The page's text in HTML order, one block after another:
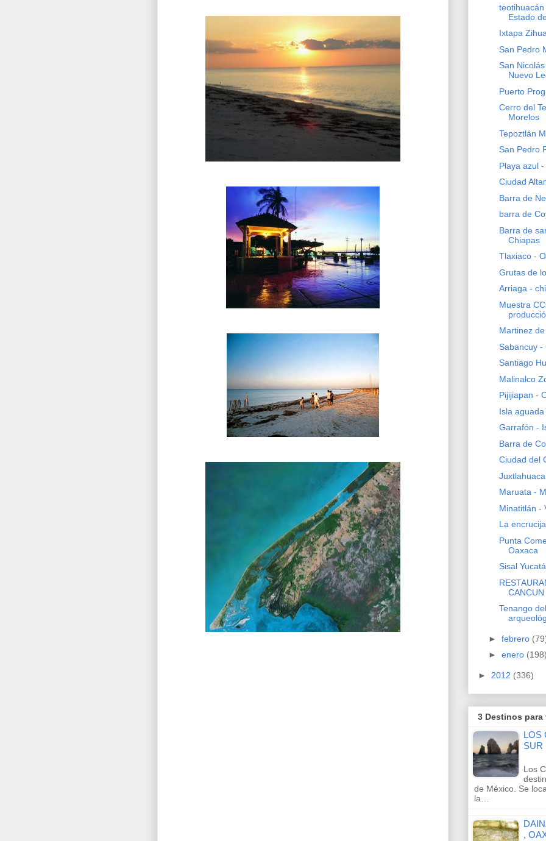
Estado
Ixtapa
San Pedro
San
Nuevo
Puerto
Cerro del
Morelos
Tepoztlán
San Pedro
Playa azul
Ciudad
Barra de
barra de
Barra de
Chiapas
Tlaxiaco -
Grutas de
Arriaga -
Muestra
Martinez
Sabancuy -
Santiago
Malinalco
Pijijiapan -
Isla
Garrafón -
Barra de
Ciudad del
Maruata -
Minatitlán -
La
Punta
Oaxaca
Sisal
CANCUN
Tenango
► febrero
► enero
► 2012 (336)
3 Destinos
LOS
SUR
Los
de México. Se
la…
,